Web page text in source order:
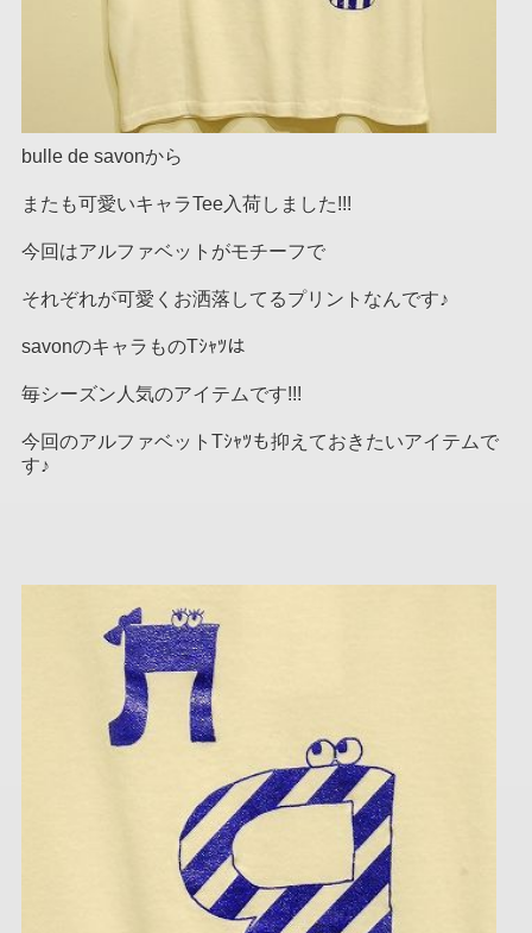
bulle de savonから
またも可愛いキャラTee入荷しました!!!
今回はアルファベットがモチーフで
それぞれが可愛くお洒落してるプリントなんです♪
savonのキャラものTｼｬﾂは
毎シーズン人気のアイテムです!!!
今回のアルファベットTｼｬﾂも抑えておきたいアイテムで
す♪